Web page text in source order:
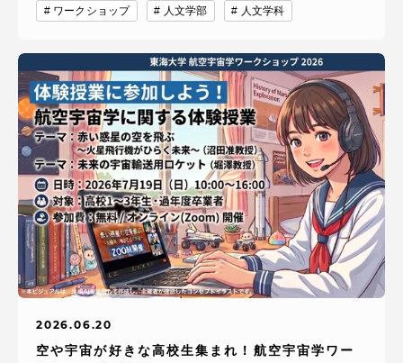
ワークショップ 人文学部 人文学科
2026.06.20
空や宇宙が好きな高校生集まれ！航空宇宙学ワー